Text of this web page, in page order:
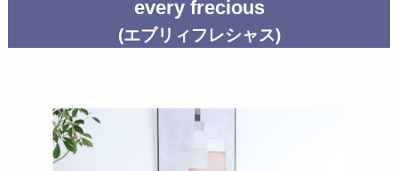
every frecious
(エブリィフレシャス)